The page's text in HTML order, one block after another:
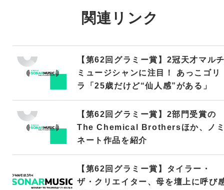
関連リンク
【第62回グラミー賞】2冠天才マル
ミュージシャンに注目！ あっこゴリ
ラ「25歳だけど“仙人感”がある」
【第62回グラミー賞】2部門受賞の
The Chemical Brothersほか、ノ
ネート作品を紹介
【第62回グラミー賞】タイラー・
ザ・クリエイター、母を壇上に呼び